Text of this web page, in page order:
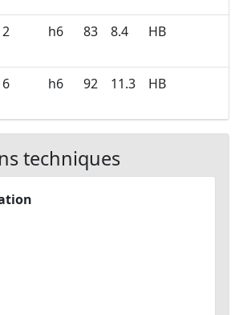
h6 83 8.4 HB
h6 92 11.3 HB
techniques